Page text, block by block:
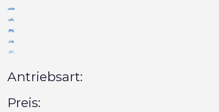
Antriebsart:
Preis: